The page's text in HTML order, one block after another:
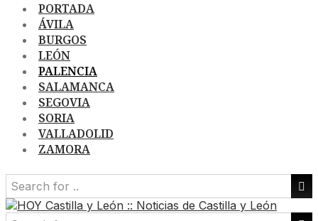
PORTADA
ÁVILA
BURGOS
LEÓN
PALENCIA
SALAMANCA
SEGOVIA
SORIA
VALLADOLID
ZAMORA